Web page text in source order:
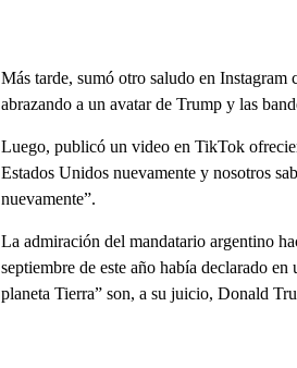
Más tarde, sumó otro saludo en
abrazando a un avatar de Trump y las
Luego, publicó un video en TikTok
Estados Unidos nuevamente y nosotros
nuevamente”.
La admiración del mandatario argentino
septiembre de este año había declarado
planeta Tierra” son, a su juicio, Donald